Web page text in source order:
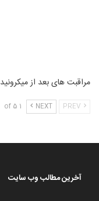
مراقبت های بعد از
NEXT
1 of 5
آخرین مطالب وب سایت